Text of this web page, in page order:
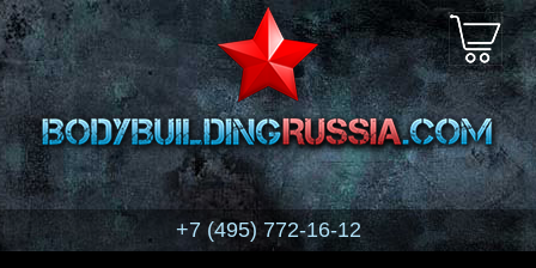
+7 (495) 772-16-12